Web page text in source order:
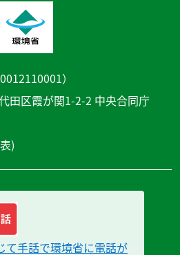
）
田区霞が関1-2-2 中央合同庁
)
て手話で環境省に電話が